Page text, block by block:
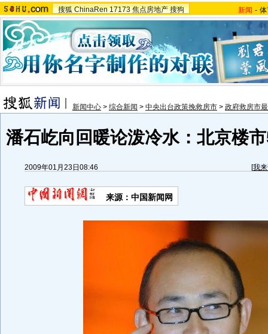
搜狐 ChinaRen 17173 焦点房地产 搜狗 新闻 -
新闻中心 > 综合新闻 > 中央出台政策挽救房市 > 政府救房市
潘石屹向回暖论泼冷水：北京楼
2009年01月23日08:46 [我
来源：中国新闻网